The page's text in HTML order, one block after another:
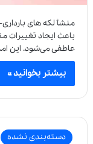
منشأ لکه های
باعث ایجاد
عاطفی می‌شود. این
بیشتر بخوانید »
دسته‌بندی نشده